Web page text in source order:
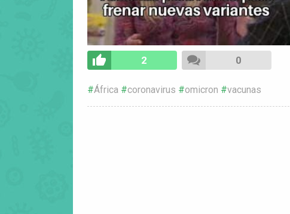
2 0
África coronavirus omicron vacunas